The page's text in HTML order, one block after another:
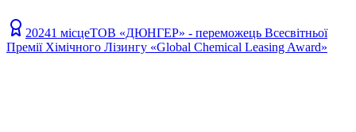
20241 місцеТОВ «ДЮНГЕР» - переможець Всесвітньої
Премії Хімічного Лізингу «Global Chemical Leasing Award»